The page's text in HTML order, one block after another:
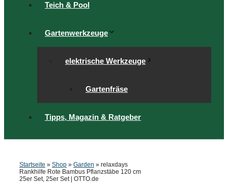
Teich & Pool
Gartenwerkzeuge
elektrische Werkzeuge
Gartenfräse
Tipps, Magazin & Ratgeber
Startseite » Shop » Garden » relaxdays
Rankhilfe Rote Bambus Pflanzstäbe 120 cm
25er Set, 25er Set | OTTO.de